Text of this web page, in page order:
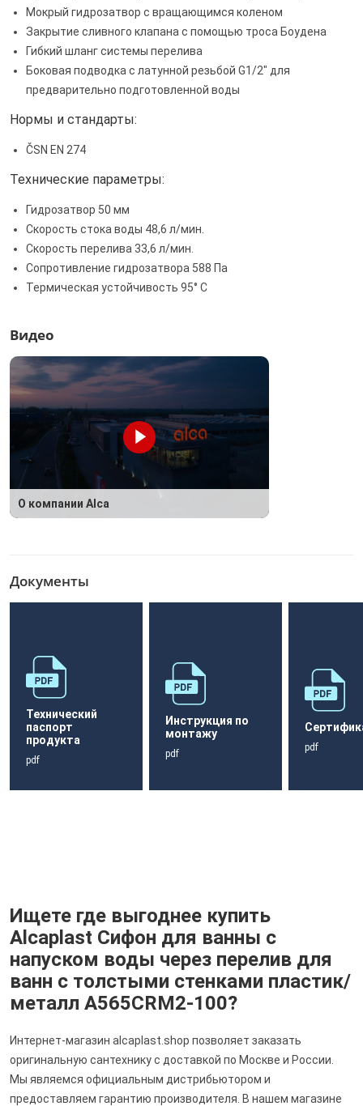
Мокрый гидрозатвор с вращающимся коленом
Закрытие сливного клапана с помощью троса Боудена
Гибкий шланг системы перелива
Боковая подводка с латунной резьбой G1/2" для
предварительно подготовленной воды
Нормы и стандарты:
ČSN EN 274
Технические параметры:
Гидрозатвор 50 мм
Скорость стока воды 48,6 л/мин.
Скорость перелива 33,6 л/мин.
Сопротивление гидрозатвора 588 Па
Термическая устойчивость 95° С
Видео
О компании Alca
Документы
Технический
паспорт
продукта
pdf
Инструкция по
монтажу
pdf
pdf
Ищете где выгоднее купить
Alcaplast Сифон для ванны с
напуском воды через перелив для
ванн с толстыми стенками пластик/
металл A565CRM2-100?
Интернет-магазин alcaplast.shop позволяет заказать
оригинальную сантехнику с доставкой по Москве и России.
Мы являемся официальным дистрибьютором и
предоставляем гарантию производителя. В нашем магазине